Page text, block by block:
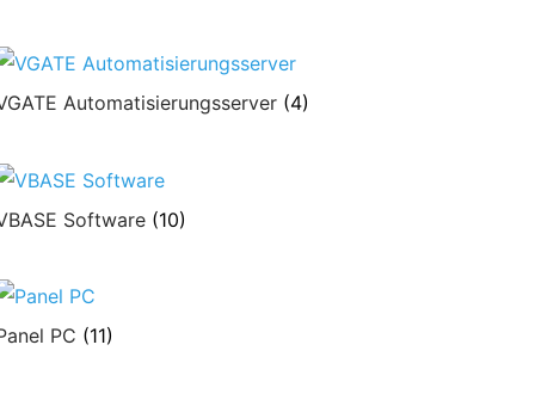
Automatisierungsserver (4)
Software (10)
PC (11)